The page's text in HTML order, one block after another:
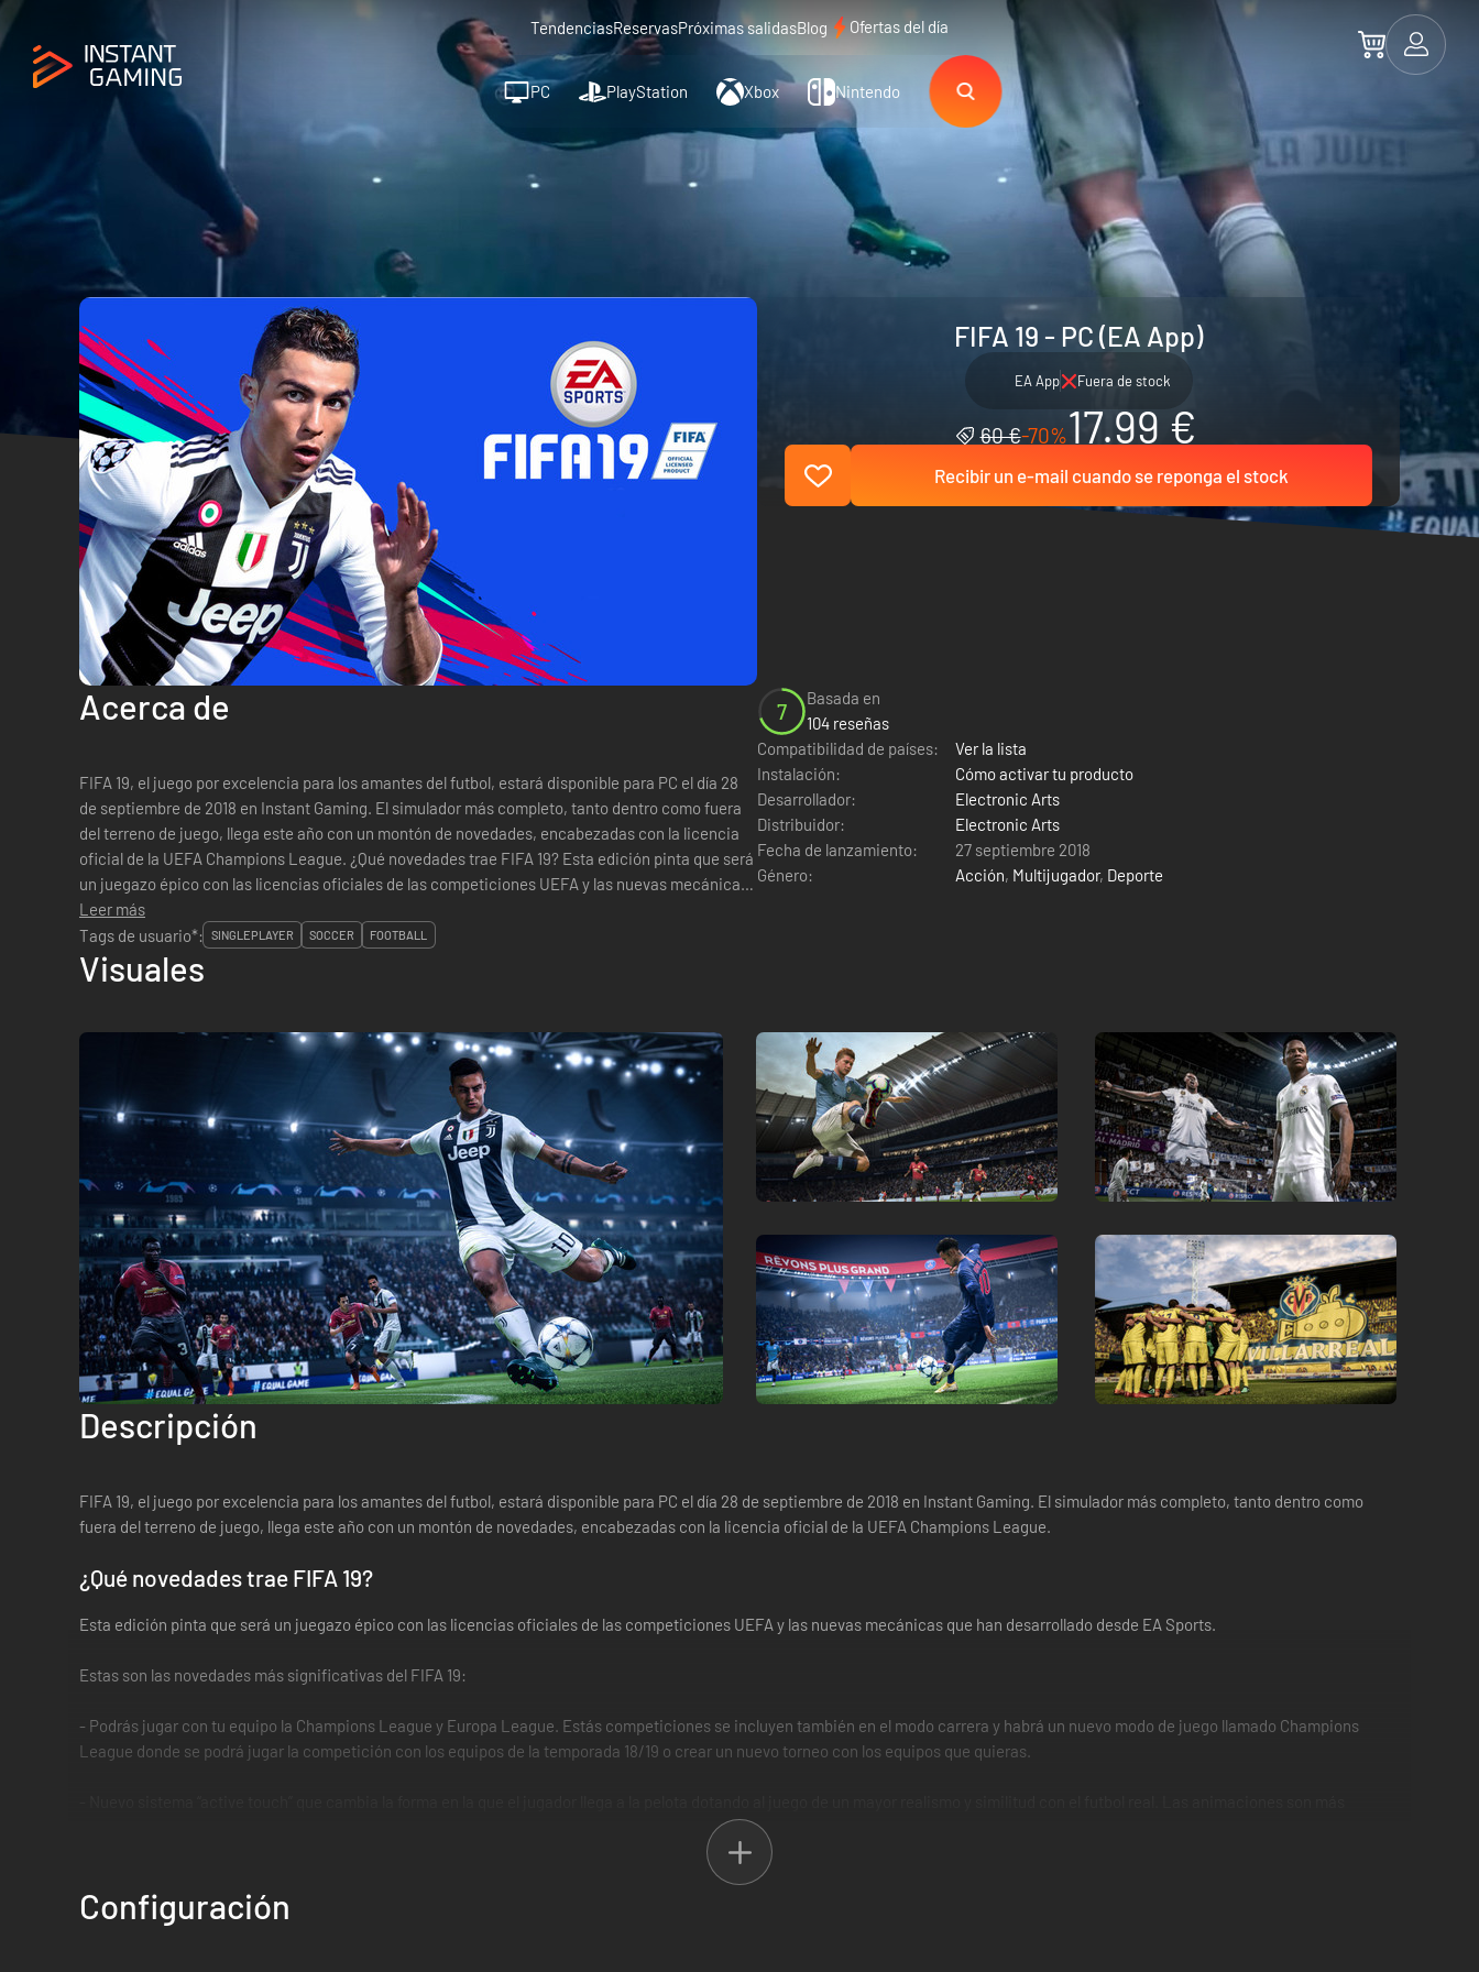
TendenciasReservasPróximas salidasBlog Ofertas del día
PC PlayStation Xbox Nintendo
FIFA 19 - PC (EA App)
EA App Fuera de stock
60 €-70%17.99 €
Recibir un e-mail cuando se reponga el stock
Acerca de
FIFA 19, el juego por excelencia para los amantes del futbol, estará disponible para PC el día 28
de septiembre de 2018 en Instant Gaming. El simulador más completo, tanto dentro como fuera
del terreno de juego, llega este año con un montón de novedades, encabezadas con la licencia
oficial de la UEFA Champions League. ¿Qué novedades trae FIFA 19? Esta edición pinta que será
un juegazo épico con las licencias oficiales de las competiciones UEFA y las nuevas mecánicas
que han desar...
Leer más
7
Basada en
104 reseñas
Compatibilidad de países:
Ver la lista
Instalación:
Cómo activar tu producto
Desarrollador:
Electronic Arts
Distribuidor:
Electronic Arts
Fecha de lanzamiento:
27 septiembre 2018
Género:
Acción, Multijugador, Deporte
Tags de usuario*: SINGLEPLAYER SOCCER FOOTBALL
Visuales
Descripción
FIFA 19, el juego por excelencia para los amantes del futbol, estará disponible para PC el día 28 de septiembre de 2018 en Instant Gaming. El simulador más completo, tanto dentro como
fuera del terreno de juego, llega este año con un montón de novedades, encabezadas con la licencia oficial de la UEFA Champions League.
¿Qué novedades trae FIFA 19?
Esta edición pinta que será un juegazo épico con las licencias oficiales de las competiciones UEFA y las nuevas mecánicas que han desarrollado desde EA Sports.
Estas son las novedades más significativas del FIFA 19:
- Podrás jugar con tu equipo la Champions League y Europa League. Estás competiciones se incluyen también en el modo carrera y habrá un nuevo modo de juego llamado Champions
League donde se podrá jugar la competición con los equipos de la temporada 18/19 o crear un nuevo torneo con los equipos que quieras.
naturales y tendrás que tener un mayor control sobre el jugador. ¿Querías jugar al futbol, no?
- Nuevo sistema de tácticas dinámicas que nos dota de nuevas opciones de configuración. El juego se vuelve más táctico y podrás retocar la estrategia de tu equipo dependiendo de si
quieres tener más posesión, jugar al contra ataque, abierto a las bandas, con defensa adelantada o… ¡cómo tú quieras!
Configuración